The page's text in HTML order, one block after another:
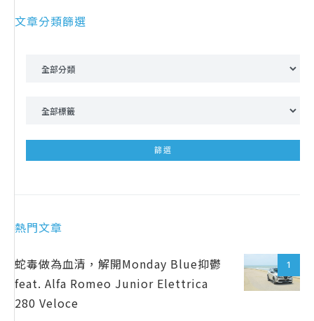
文章分類篩選
熱門文章
1
蛇毒做為血清，解開Monday Blue抑鬱
feat. Alfa Romeo Junior Elettrica
280 Veloce